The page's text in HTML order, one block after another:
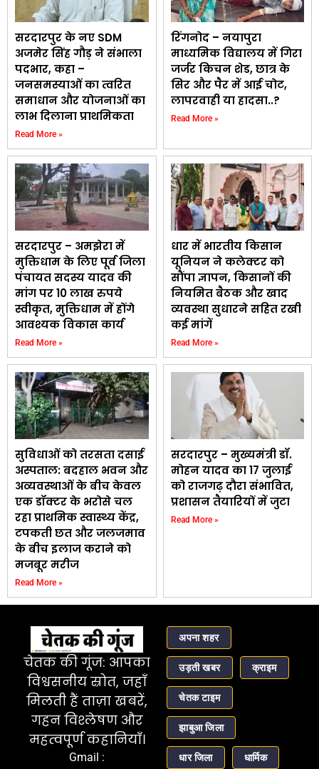
सरदारपुर के नए SDM
अजमेर सिंह गौड़ ने संभाला
पदभार, कहा –
जनसमस्याओं का त्वरित
समाधान और योजनाओं का
लाभ दिलाना प्राथमिकता
Read More »
रिंगनोद – नयापुरा
माध्यमिक विद्यालय में गिरा
जर्जर किचन शेड, छात्र के
सिर और पैर में आई चोट,
लापरवाही या हादसा..?
Read More »
सरदारपुर – अमझेरा में
मुक्तिधाम के लिए पूर्व जिला
पंचायत सदस्य यादव की
मांग पर 10 लाख रुपये
स्वीकृत, मुक्तिधाम में होंगे
आवश्यक विकास कार्य
Read More »
धार में भारतीय किसान
यूनियन ने कलेक्टर को
सौंपा ज्ञापन, किसानों की
नियमित बैठक और खाद
व्यवस्था सुधारने सहित रखी
कई मांगें
Read More »
सुविधाओं को तरसता दसाई
अस्पताल: बदहाल भवन और
अव्यवस्थाओं के बीच केवल
एक डॉक्टर के भरोसे चल
रहा प्राथमिक स्वास्थ्य केंद्र,
टपकती छत और जलजमाव
के बीच इलाज कराने को
मजबूर मरीज
Read More »
सरदारपुर – मुख्यमंत्री डॉ.
मोहन यादव का 17 जुलाई
को राजगढ़ दौरा संभावित,
प्रशासन तैयारियों में जुटा
Read More »
चेतक की गूंज: आपका
विश्वसनीय स्रोत, जहाँ
मिलती हैं ताज़ा खबरें,
गहन विश्लेषण और
महत्वपूर्ण कहानियाँ।
Gmail :
अपना शहर
उड़ती खबर क्राइम
चेतक टाइम
झाबुआ जिला
धार जिला धार्मिक